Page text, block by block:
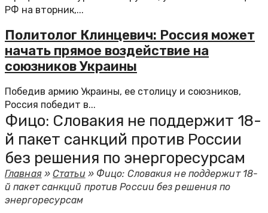
РФ на вторник,...
Политолог Клинцевич: Россия может
начать прямое воздействие на
союзников Украины
Победив армию Украины, ее столицу и союзников,
Россия победит в...
Фицо: Словакия не поддержит 18-
й пакет санкций против России
без решения по энергоресурсам
Главная»Статьи » Фицо: Словакия не поддержит 18-
й пакет санкций против России без решения по
энергоресурсам